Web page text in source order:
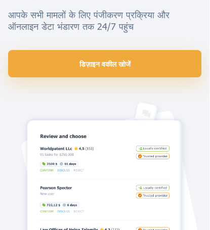
आपके सभी मामलों के लिए पंजीकरण प्रक्रिया और
ऑनलाइन डेटा भंडारण तक 24/7 पहुंच
डिज़ाइन वकील खोजें